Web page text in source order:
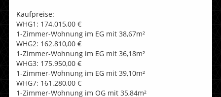
Kaufpreise:
WHG1: 174.015,00 €
1-Zimmer-Wohnung im EG mit 38,67m²
WHG2: 162.810,00 €
1-Zimmer-Wohnung im EG mit 36,18m²
WHG3: 175.950,00 €
1-Zimmer-Wohnung im EG mit 39,10m²
WHG7: 161.280,00 €
1-Zimmer-Wohnung im OG mit 35,84m²